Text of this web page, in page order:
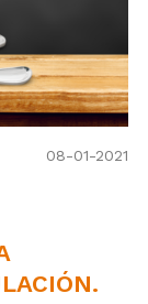
08-01-2021